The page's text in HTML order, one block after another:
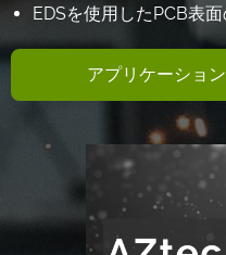
EDSを使用したPCB表
アプリケーショ